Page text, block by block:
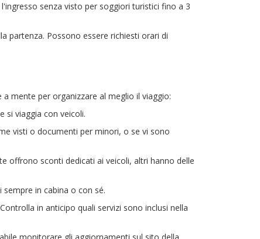
senza visto per soggiori turistici fino a 3
partenza. Possono essere richiesti orari di
mente per organizzare al meglio il viaggio:
si viaggia con veicoli.
visti o documenti per minori, o se vi sono
offrono sconti dedicati ai veicoli, altri hanno delle
in cabina o con sé.
in anticipo quali servizi sono inclusi nella